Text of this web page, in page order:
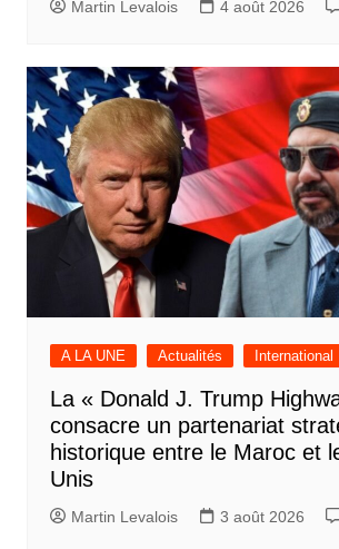
Martin Levalois 4 août 2026
A LA UNE Actualités International
La « Donald J. Trump
consacre un partenariat
historique entre le Maroc et
Unis
Martin Levalois 3 août 2026